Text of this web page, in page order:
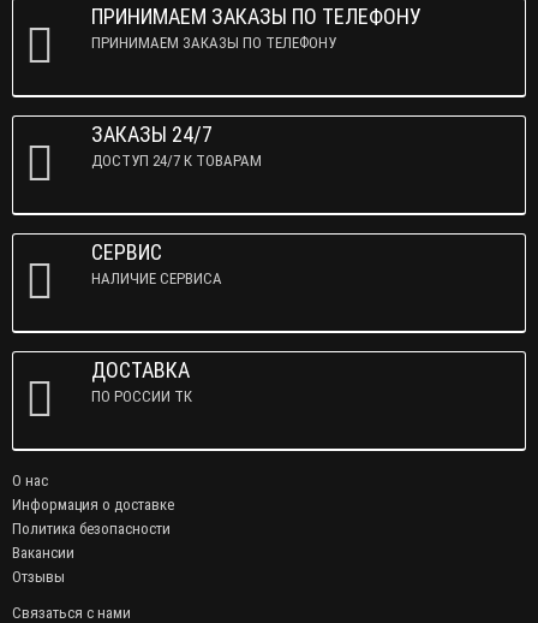
ПРИНИМАЕМ ЗАКАЗЫ ПО ТЕЛЕФОНУ
ПРИНИМАЕМ ЗАКАЗЫ ПО ТЕЛЕФОНУ
ЗАКАЗЫ 24/7
ДОСТУП 24/7 К ТОВАРАМ
СЕРВИС
НАЛИЧИЕ СЕРВИСА
ДОСТАВКА
ПО РОССИИ ТК
О нас
Информация о доставке
Политика безопасности
Вакансии
Отзывы
Связаться с нами